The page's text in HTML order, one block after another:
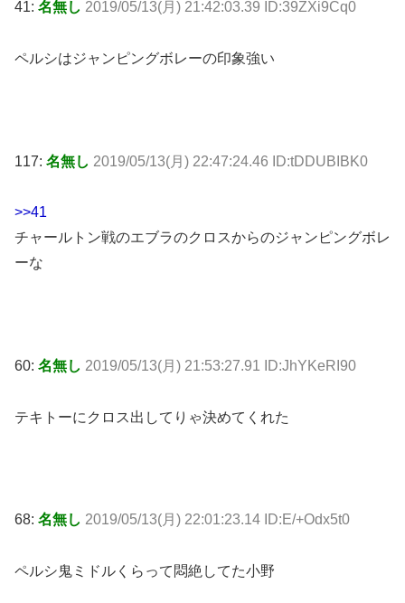
41: 名無し 2019/05/13(月) 21:42:03.39 ID:39ZXi9Cq0
ペルシはジャンピングボレーの印象強い
117: 名無し 2019/05/13(月) 22:47:24.46 ID:tDDUBIBK0
>>41
チャールトン戦のエブラのクロスからのジャンピングボレ
ーな
60: 名無し 2019/05/13(月) 21:53:27.91 ID:JhYKeRI90
テキトーにクロス出してりゃ決めてくれた
68: 名無し 2019/05/13(月) 22:01:23.14 ID:E/+Odx5t0
ペルシ鬼ミドルくらって悶絶してた小野